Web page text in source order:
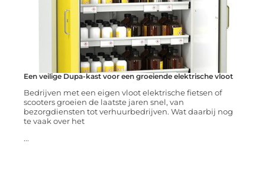
Een veilige Dupa-kast voor een groeiende elektrische vloot
Bedrijven met een eigen vloot elektrische fietsen of
scooters groeien de laatste jaren snel, van
bezorgdiensten tot verhuurbedrijven. Wat daarbij nog
te vaak over het
...